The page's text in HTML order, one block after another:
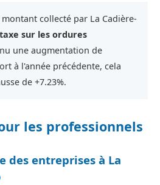
montant collecté par La Cadière-
taxe sur les ordures
une augmentation de
à l'année précédente, cela
de +7.23%.
les professionnels
des entreprises à La